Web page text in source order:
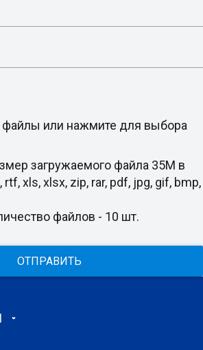
или нажмите для выбора
загружаемого файла 35M в
xls, xlsx, zip, rar, pdf, jpg, gif, bmp,
файлов - 10 шт.
ОТПРАВИТЬ